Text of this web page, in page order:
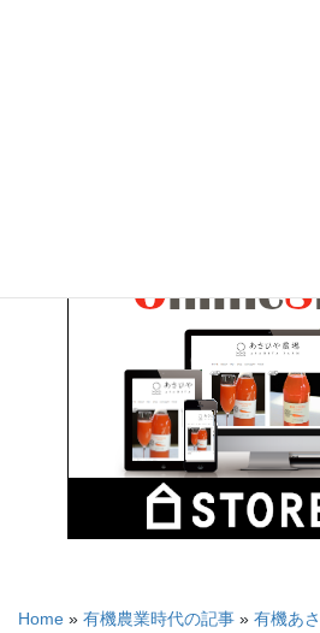
Home » 有機農業時代の記事 » 有機あ